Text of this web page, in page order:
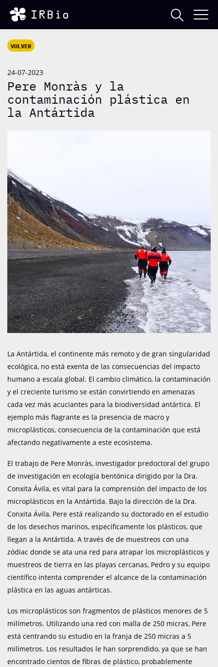
VOLVER
24-07-2023
Pere Monràs y la
contaminación plástica en
la Antártida
La Antártida, el continente más remoto y de gran singularidad
ecológica, no está exenta de las consecuencias del impacto
humano a escala global. El cambio climático, la contaminación
y el creciente turismo se están convirtiendo en amenazas
cada vez más acuciantes para la biodiversidad antártica. El
ejemplo más flagrante es la presencia de macro y
microplásticos, consecuencia de la contaminación que está
afectando negativamente a este ecosistema.
El trabajo de Pere Monràs, investigador predoctoral del grupo
de investigación en ecología bentónica dirigido por la Dra.
Conxita Ávila, es vital para la comprensión del impacto de los
microplásticos en la Antártida. Bajo la dirección de la Dra.
Conxita Ávila, Pere está realizando su doctorado en el estudio
de los desechos marinos, específicamente los plásticos, que
llegan a la Antártida. A través de de muestreos con una
zódiac donde se ata una red para atrapar los microplásticos y
muestreos de tierra en las playas cercanas, Pedro y su equipo
científico intenta comprender el alcance de la contaminación
plástica en las aguas antárticas.
Los microplásticos son fragmentos de plásticos menores de 5
milímetros. Utilizando una red con malla de 250 micras, Pere
está centrando su estudio en la franja de 250 micras a 5
milímetros. Los resultados le han sorprendido, ya que se han
encontrado cientos de fibras de plástico, probablemente